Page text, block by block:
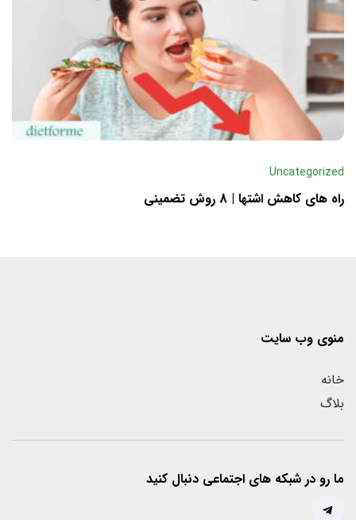
Uncategorized
راه های کاهش اشتها | 8 روش تضمینی
منوی وب سایت
خانه
بلاگ
ما رو در شبکه های اجتماعی دنبال کنید